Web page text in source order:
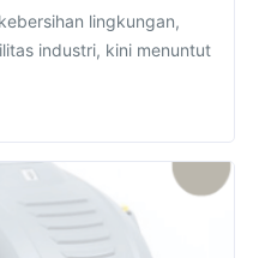
lingkungan,
industri, kini menuntut